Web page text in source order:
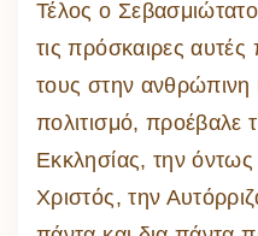
Τέλος ο
τις πρόσκαιρες
τους στην ανθρώπινη
πολιτισμό, προέβαλε
Εκκλησίας, την
Χριστός, την